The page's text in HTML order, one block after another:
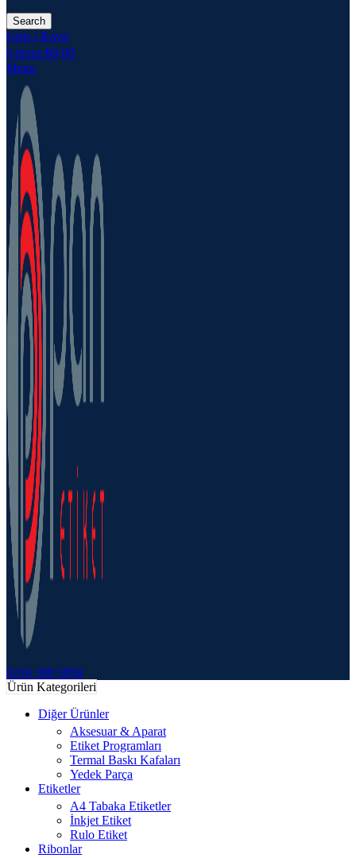
Search
Giriş / Kayıt
0 items ₺0,00
Menu
0216 399 5858
Ürün Kategorileri
Diğer Ürünler
Aksesuar & Aparat
Etiket Programları
Termal Baskı Kafaları
Yedek Parça
Etiketler
A4 Tabaka Etiketler
İnkjet Etiket
Rulo Etiket
Ribonlar